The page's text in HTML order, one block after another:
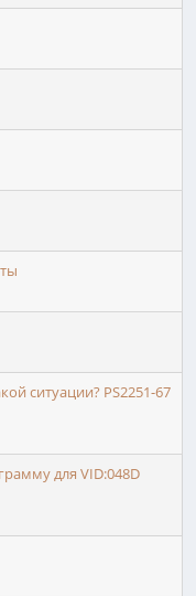
ситуации? PS2251-67
для VID:048D